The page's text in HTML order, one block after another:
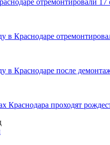
отремонтировали
в Краснодаре
в Краснодаре после
Краснодара проходят